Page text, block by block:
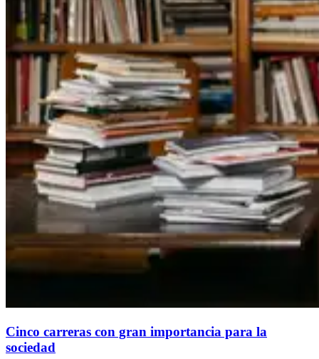
Cinco carreras con gran importancia para la
sociedad